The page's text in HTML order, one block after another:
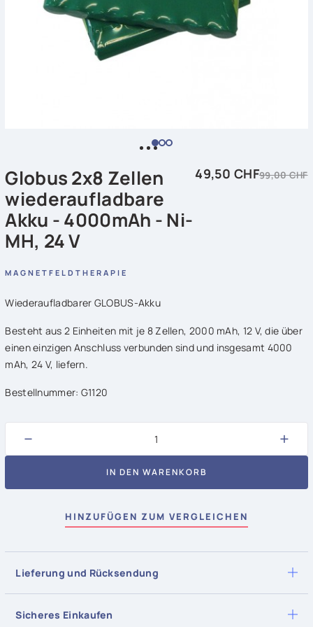
Globus 2x8 Zellen
wiederaufladbare
Akku - 4000mAh - Ni-
MH, 24 V
49,50 CHF99,00 CHF
MAGNETFELDTHERAPIE
Wiederaufladbarer GLOBUS-Akku
Besteht aus 2 Einheiten mit je 8 Zellen, 2000 mAh, 12 V, die über
einen einzigen Anschluss verbunden sind und insgesamt 4000
mAh, 24 V, liefern.
Bestellnummer: G1120
− +
IN DEN WARENKORB
HINZUFÜGEN ZUM VERGLEICHEN
Lieferung und Rücksendung
Uhr eingeht. Kostenlose Economy-Lieferung ab einem
Sicheres Einkaufen